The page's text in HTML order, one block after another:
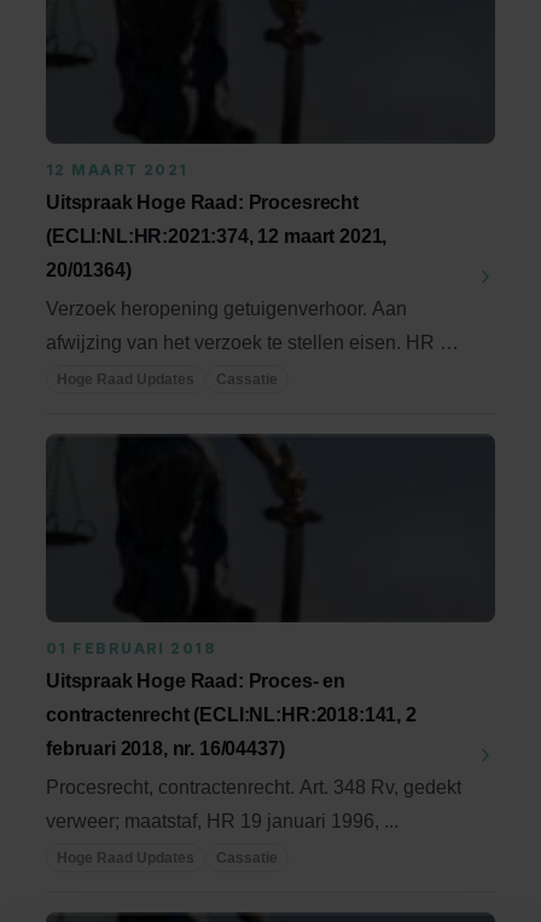
12 MAART 2021
Uitspraak Hoge Raad: Procesrecht
(ECLI:NL:HR:2021:374, 12 maart 2021,
20/01364)
Verzoek heropening getuigenverhoor. Aan
afwijzing van het verzoek te stellen eisen. HR 13
september ...
Hoge Raad Updates Cassatie
01 FEBRUARI 2018
Uitspraak Hoge Raad: Proces- en
contractenrecht (ECLI:NL:HR:2018:141, 2
februari 2018, nr. 16/04437)
Procesrecht, contractenrecht. Art. 348 Rv, gedekt
verweer; maatstaf, HR 19 januari 1996, ...
Hoge Raad Updates Cassatie